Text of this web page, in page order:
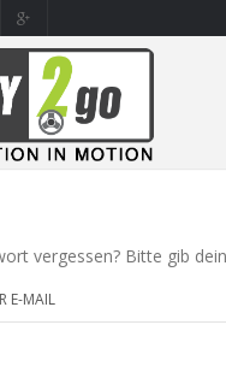
vergessen? Bitte gib
E-MAIL